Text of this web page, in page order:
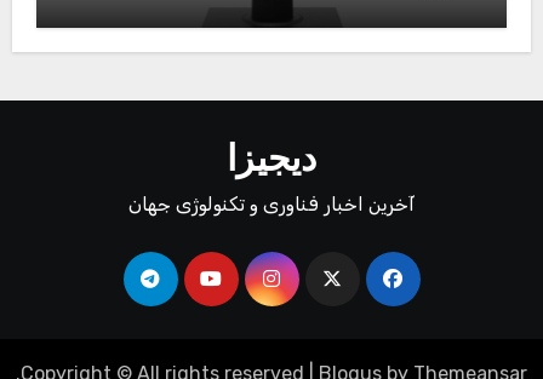
دیجیزا
آخرین اخبار فناوری و تکنولوژی جهان
Copyright © All rights reserved Blogus by Themeansar
.